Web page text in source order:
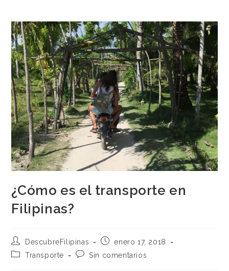
¿Cómo es el transporte en
Filipinas?
DescubreFilipinas
enero 17, 2018
Transporte
Sin comentarios